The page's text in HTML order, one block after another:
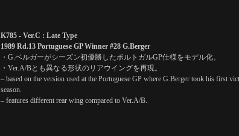
K785 - Ver.C : Late Type
1989 Rd.13 Portuguese GP Winner #28 G.Berger
・G.ベルガーがシーズン初優勝したポルトガルGP仕様をモデル化。
・Ver.A/Bとも異なる形状のリアウイングを再現。
– based on the version used at the Portuguese GP where G.Berger took his first
season.
– features different rear wing compared to Ver.A/B.